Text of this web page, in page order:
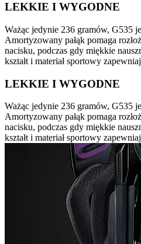
LEKKIE I WYGODNE
Ważąc jedynie 236 gramów, G535
Amortyzowany pałąk pomaga
nacisku, podczas gdy miękkie
kształt i materiał sportowy
LEKKIE I WYGODNE
Ważąc jedynie 236 gramów, G535
Amortyzowany pałąk pomaga
nacisku, podczas gdy miękkie
kształt i materiał sportowy